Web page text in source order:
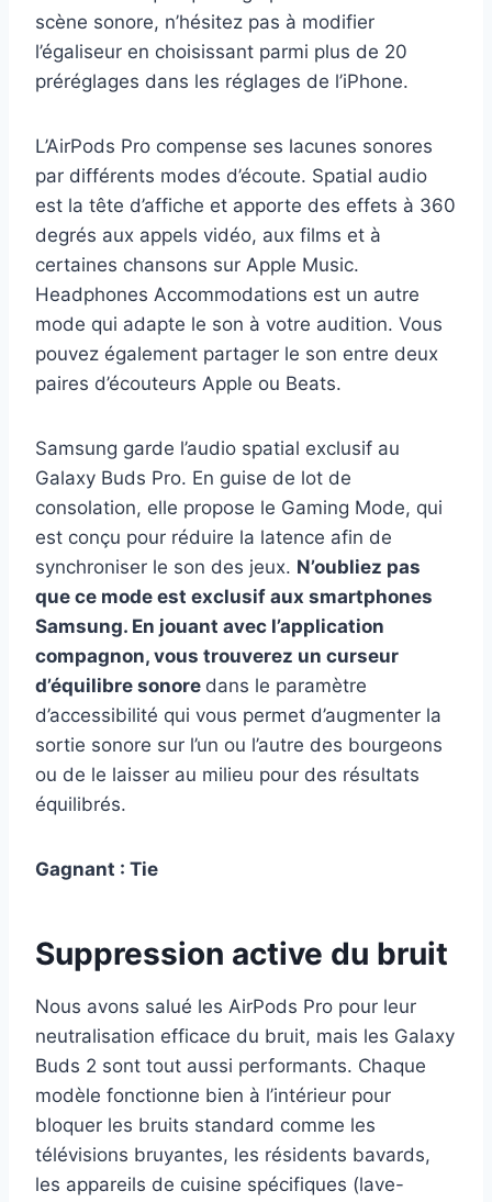
scène sonore, n’hésitez pas à modifier
l’égaliseur en choisissant parmi plus de 20
préréglages dans les réglages de l’iPhone.
L’AirPods Pro compense ses lacunes sonores
par différents modes d’écoute. Spatial audio
est la tête d’affiche et apporte des effets à 360
degrés aux appels vidéo, aux films et à
certaines chansons sur Apple Music.
Headphones Accommodations est un autre
mode qui adapte le son à votre audition. Vous
pouvez également partager le son entre deux
paires d’écouteurs Apple ou Beats.
Samsung garde l’audio spatial exclusif au
Galaxy Buds Pro. En guise de lot de
consolation, elle propose le Gaming Mode, qui
est conçu pour réduire la latence afin de
synchroniser le son des jeux. N’oubliez pas
que ce mode est exclusif aux smartphones
Samsung. En jouant avec l’application
compagnon, vous trouverez un curseur
d’équilibre sonore dans le paramètre
d’accessibilité qui vous permet d’augmenter la
sortie sonore sur l’un ou l’autre des bourgeons
ou de le laisser au milieu pour des résultats
équilibrés.
Gagnant : Tie
Suppression active du bruit
Nous avons salué les AirPods Pro pour leur
neutralisation efficace du bruit, mais les Galaxy
Buds 2 sont tout aussi performants. Chaque
modèle fonctionne bien à l’intérieur pour
bloquer les bruits standard comme les
télévisions bruyantes, les résidents bavards,
les appareils de cuisine spécifiques (lave-